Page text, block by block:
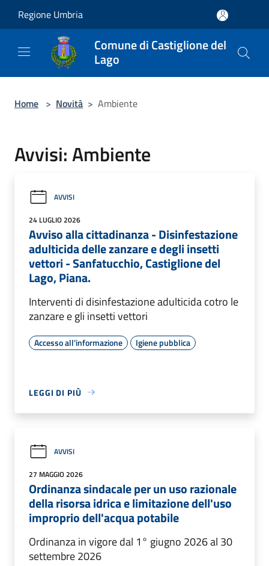
Regione Umbria
Comune di Castiglione del
Lago
Home > Novità > Ambiente
Avvisi: Ambiente
AVVISI
24 LUGLIO 2026
Avviso alla cittadinanza - Disinfestazione
adulticida delle zanzare e degli insetti
vettori - Sanfatucchio, Castiglione del
Lago, Piana.
Interventi di disinfestazione adulticida cotro le
zanzare e gli insetti vettori
Accesso all'informazione Igiene pubblica
LEGGI DI PIÙ
AVVISI
27 MAGGIO 2026
Ordinanza sindacale per un uso razionale
della risorsa idrica e limitazione dell'uso
improprio dell'acqua potabile
Ordinanza in vigore dal 1° giugno 2026 al 30
settembre 2026